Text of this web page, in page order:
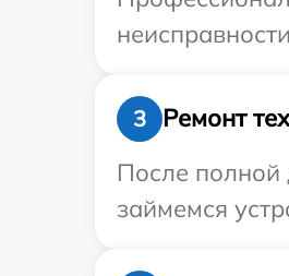
3
Ремонт
После полной
займемся